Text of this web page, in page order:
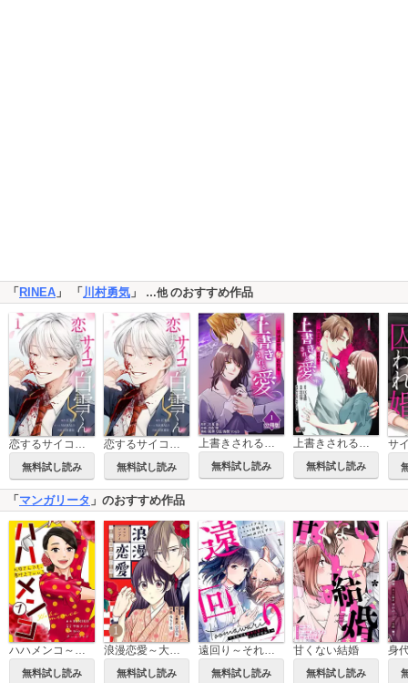
「 RINEA 」 「 川村勇気 」 …他のおすすめ作品
恋するサイコの白雪くん【単行本版】
無料試し読み
恋するサイコの白雪くん
無料試し読み
上書きされる愛～彼は誰かに奪われる～【分冊版】
無料試し読み
上書きされる愛～彼は誰かに奪われる～
無料試し読み
「 マンガリータ 」のおすすめ作品
ハハメンコ～お母さんでも、夢叶えていい?～
無料試し読み
浪漫恋愛～大正令嬢の身代わり婚～
無料試し読み
遠回り～それでも好きになっていいですか?～
無料試し読み
甘くない結婚
無料試し読み